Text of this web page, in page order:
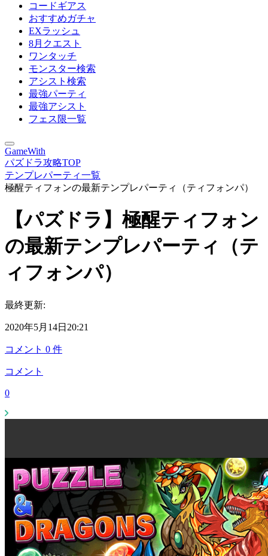
コードギアス
おすすめガチャ
EXラッシュ
8月クエスト
ワンタッチ
モンスター検索
アシスト検索
最強パーティ
最強アシスト
フェス限一覧
GameWith
パズドラ攻略TOP
テンプレパーティ一覧
極醒ティフォンの最新テンプレパーティ（ティフォンパ）
【パズドラ】極醒ティフォン
の最新テンプレパーティ（テ
ィフォンパ）
最終更新:
2020年5月14日20:21
コメント 0 件
コメント
0